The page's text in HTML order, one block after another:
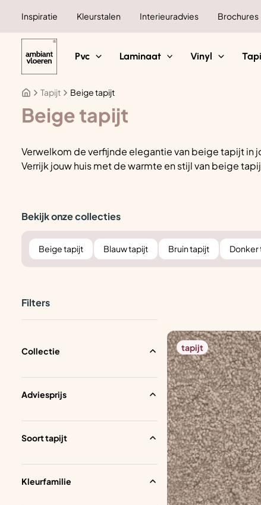
Inspiratie Kleurstalen Interieuradvies Brochures
Pvc Laminaat Vinyl
Tapijt Beige tapijt
Beige tapijt
Verwelkom de verfijnde elegantie van beige tapijt
Verrijk jouw huis met de warmte en stijl van beige
Bekijk onze collecties
Beige tapijt Blauw tapijt Bruin tapijt Donker
Filters
Collectie
Adviesprijs
Soort tapijt
Kleurfamilie
tapijt